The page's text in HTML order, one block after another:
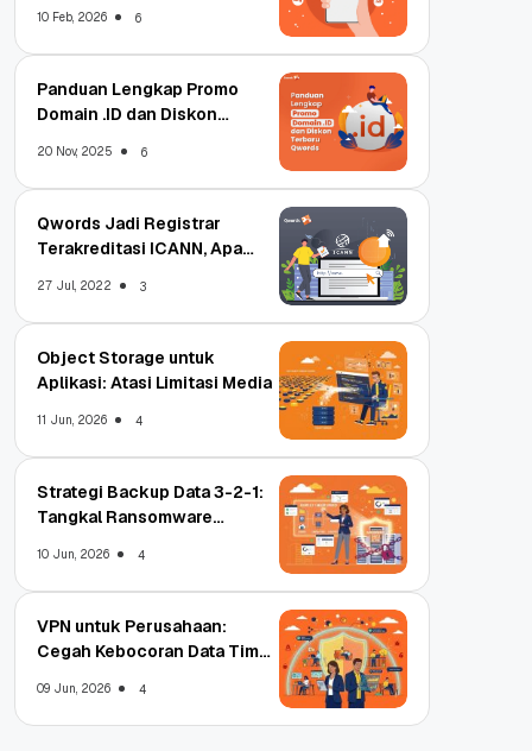
10 Feb, 2026 6
Panduan Lengkap Promo
Domain .ID dan Diskon
20 Nov, 2025 6
Qwords Jadi Registrar
Terakreditasi ICANN, Apa
27 Jul, 2022 3
Object Storage untuk
Aplikasi: Atasi Limitasi Media
11 Jun, 2026 4
Strategi Backup Data 3-2-1:
Tangkal Ransomware
10 Jun, 2026 4
VPN untuk Perusahaan:
Cegah Kebocoran Data Tim
09 Jun, 2026 4